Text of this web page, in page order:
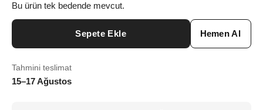
Bu ürün tek bedende mevcut.
Sepete Ekle Hemen Al
Tahmini teslimat
15–17 Ağustos